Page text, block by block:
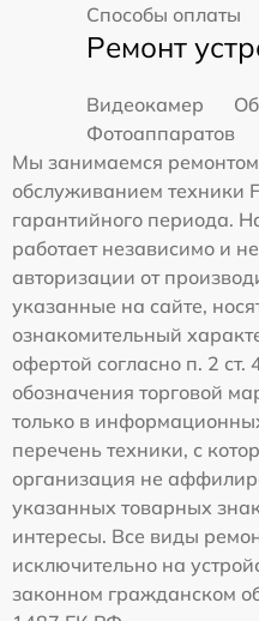
Способы оплаты
Ремонт
Видеокамер
Фотоаппаратов
Мы занимаемся
обслуживанием техники
гарантийного периода.
работает независимо и
авторизации от
указанные на сайте,
ознакомительный
офертой согласно п. 2
обозначения торговой
только в
перечень техники, с
организация не
указанных товарных
интересы. Все виды
исключительно на
законном гражданском